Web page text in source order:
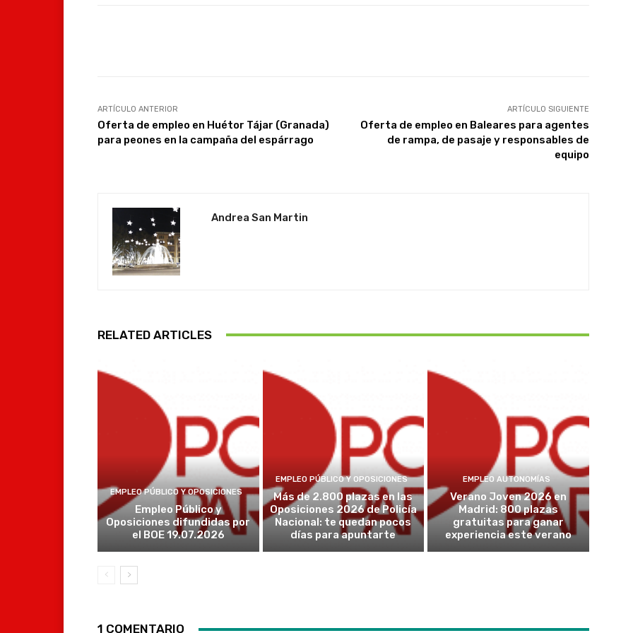
ARTÍCULO ANTERIOR
Oferta de empleo en Huétor Tájar (Granada)
para peones en la campaña del espárrago
ARTÍCULO SIGUIENTE
Oferta de empleo en Baleares para agentes
de rampa, de pasaje y responsables de
equipo
Andrea San Martin
RELATED ARTICLES
EMPLEO PÚBLICO Y OPOSICIONES
Empleo Público y
Oposiciones difundidas por
el BOE 19.07.2026
EMPLEO PÚBLICO Y OPOSICIONES
Más de 2.800 plazas en las
Oposiciones 2026 de Policía
Nacional: te quedan pocos
días para apuntarte
EMPLEO AUTONOMÍAS
Verano Joven 2026 en
Madrid: 800 plazas
gratuitas para ganar
experiencia este verano
1 COMENTARIO